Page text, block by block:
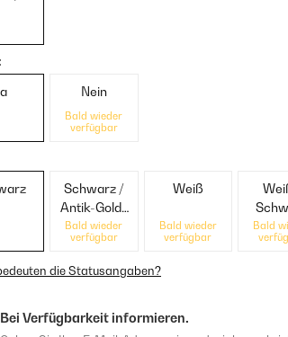
Nein
Bald wieder
verfügbar
Schwarz /
Antik-Gold-
Metallic
Bald wieder
verfügbar
Weiß
Bald wieder
verfügbar
Bald
die Statusangaben?
Bei Verfügbarkeit informieren.